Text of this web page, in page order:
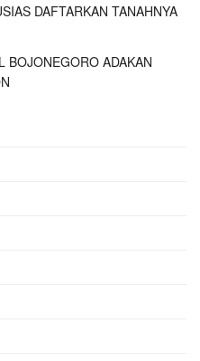
DAFTARKAN TANAHNYA
BOJONEGORO ADAKAN